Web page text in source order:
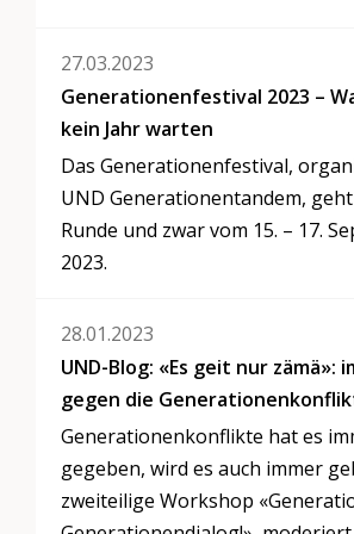
27.03.2023
Generationenfestival 2023 –
kein Jahr warten
Das Generationenfestival,
UND Generationentandem,
Runde und zwar vom 15. – 17.
2023.
28.01.2023
UND-Blog: «Es geit nur zämä»:
gegen die
Generationenkonflikte hat es
gegeben, wird es auch immer
zweiteilige Workshop